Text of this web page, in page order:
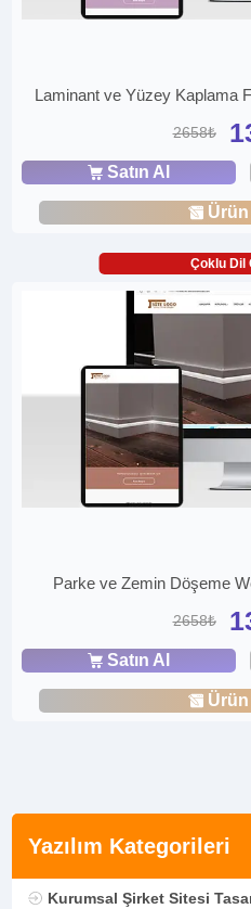
Yazılım Kategorileri
Kurumsal Şirket Sitesi
Laminant ve Yüzey Kaplama
2658₺
Satın Al
Çoklu Dil
Parke ve Zemin Döşeme
2658₺
Satın Al